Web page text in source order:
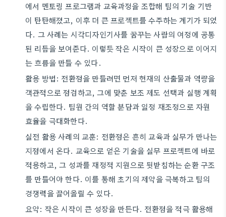
에서 멘토링 프로그램과 교육과정을 조합해 팀의 기술 기반
이 탄탄해졌고, 이후 더 큰 프로젝트를 수주하는 계기가 되었
다. 그 사례는 시각디자인기사를 꿈꾸는 사람의 여정에 공통
된 리듬을 보여준다. 이렇듯 작은 시작이 큰 성장으로 이어지
는 흐름을 만들 수 있다.
활용 방법: 전환점을 만들려면 먼저 현재의 산출물과 역량을
객관적으로 점검하고, 그에 맞춘 보조 제도 선택과 실행 계획
을 수립한다. 팀원 간의 역할 분담과 일정 재조정으로 자원
효율을 극대화한다.
실전 활용 사례의 교훈: 전환점은 흔히 교육과 실무가 만나는
지점에서 온다. 교육으로 얻은 기술을 실무 프로젝트에 바로
적용하고, 그 성과를 재정적 지원으로 뒷받침하는 순환 구조
를 만들어야 한다. 이를 통해 초기의 제약을 극복하고 팀의
경쟁력을 끌어올릴 수 있다.
요약: 작은 시작이 큰 성장을 만든다. 전환점을 적극 활용해